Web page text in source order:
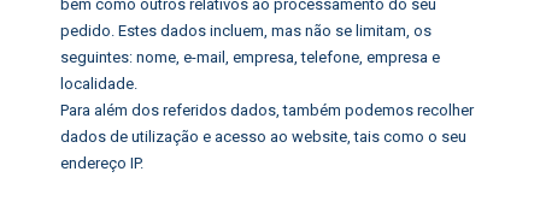
bem como outros relativos ao processamento do seu
pedido. Estes dados incluem, mas não se limitam, os
seguintes: nome, e-mail, empresa, telefone, empresa e
localidade.
Para além dos referidos dados, também podemos recolher
dados de utilização e acesso ao website, tais como o seu
endereço IP.